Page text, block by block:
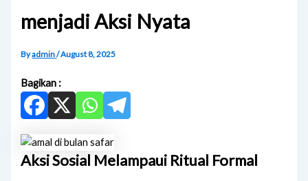
menjadi Aksi Nyata
Byadmin/August 8, 2025
Bagikan :
Aksi Sosial Melampaui Ritual Formal